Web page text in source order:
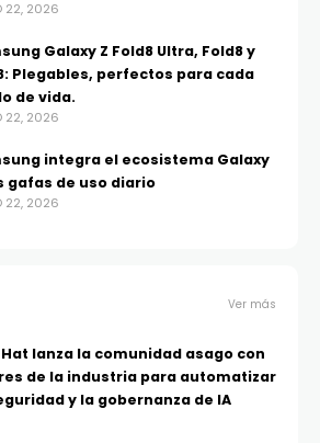
22, 2026
Galaxy Z Fold8 Ultra, Fold8 y
Plegables, perfectos para cada
de vida.
22, 2026
integra el ecosistema Galaxy
gafas de uso diario
22, 2026
Ver más
Hat lanza la comunidad asago con
de la industria para automatizar
y la gobernanza de IA